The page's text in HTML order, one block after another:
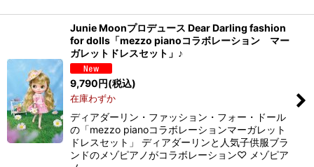
Junie Moonプロデュース Dear Darling fashion
for dolls「mezzo pianoコラボレーション マー
ガレットドレスセット」♪
9,790円(税込)
在庫わずか
ディアダーリン・ファッション・フォー・ドール
の「mezzo pianoコラボレーションマーガレット
ドレスセット」 ディアダーリンと人気子供服ブラ
ンドのメゾピアノがコラボレーション♡ メゾピア